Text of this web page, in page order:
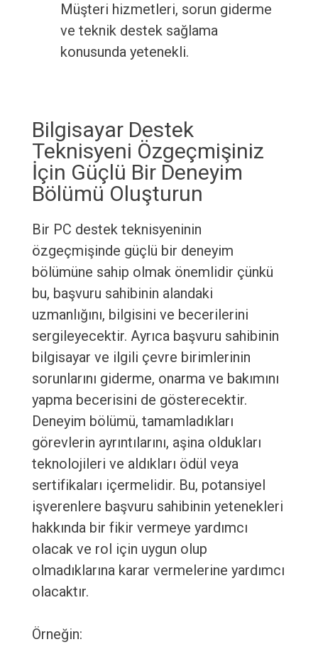
Müşteri hizmetleri, sorun giderme
ve teknik destek sağlama
konusunda yetenekli.
Bilgisayar Destek
Teknisyeni Özgeçmişiniz
İçin Güçlü Bir Deneyim
Bölümü Oluşturun
Bir PC destek teknisyeninin
özgeçmişinde güçlü bir deneyim
bölümüne sahip olmak önemlidir çünkü
bu, başvuru sahibinin alandaki
uzmanlığını, bilgisini ve becerilerini
sergileyecektir. Ayrıca başvuru sahibinin
bilgisayar ve ilgili çevre birimlerinin
sorunlarını giderme, onarma ve bakımını
yapma becerisini de gösterecektir.
Deneyim bölümü, tamamladıkları
görevlerin ayrıntılarını, aşina oldukları
teknolojileri ve aldıkları ödül veya
sertifikaları içermelidir. Bu, potansiyel
işverenlere başvuru sahibinin yetenekleri
hakkında bir fikir vermeye yardımcı
olacak ve rol için uygun olup
olmadıklarına karar vermelerine yardımcı
olacaktır.
Örneğin: